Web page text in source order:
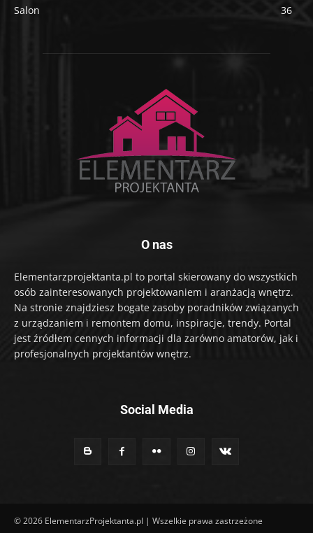
Salon
36
O nas
Elementarzprojektanta.pl to portal skierowany do wszystkich
osób zainteresowanych projektowaniem i aranżacją wnętrz.
Na stronie znajdziesz bogate zasoby poradników związanych
z urządzaniem i remontem domu, inspiracje, trendy. Portal
jest źródłem cennych informacji dla zarówno amatorów, jak i
profesjonalnych projektantów wnętrz.
Social Media
© 2026 ElementarzProjektanta.pl | Wszelkie prawa zastrzeżone